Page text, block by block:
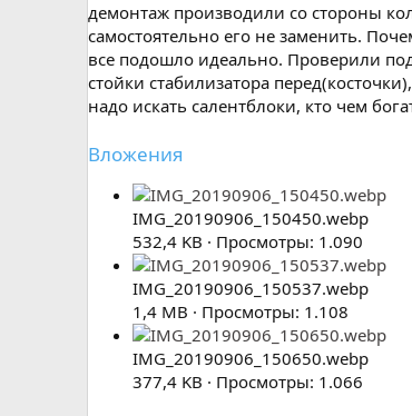
демонтаж производили со стороны
самостоятельно его не заменить.
все подошло идеально. Проверили
стойки стабилизатора
надо искать салентблоки, кто чем
Вложения
IMG_20190906_150450.webp
532,4 KB · Просмотры: 1.090
IMG_20190906_150537.webp
1,4 MB · Просмотры: 1.108
IMG_20190906_150650.webp
377,4 KB · Просмотры: 1.066